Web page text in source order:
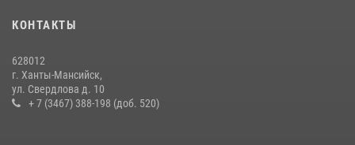
29 июля 2026, 09:54
святого равноапостольного князя Владимира
28 июля 2026, 09:15
КОНТАКТЫ
628012
г. Ханты-Мансийск,
ул. Свердлова д. 10
+ 7 (3467) 388-198 (доб. 520)